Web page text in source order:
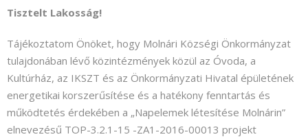
Választási Információk
Nyelv:
Tisztelt Lakosság!
Tájékoztatom Önöket, hogy Molnári Községi Önkormányzat
tulajdonában lévő közintézmények közül az Óvoda, a
Kultúrház, az IKSZT és az Önkormányzati Hivatal épületének
energetikai korszerűsítése és a hatékony fenntartás és
működtetés érdekében a „Napelemek létesítése Molnárin”
elnevezésű TOP-3.2.1-15 -ZA1-2016-00013 projekt